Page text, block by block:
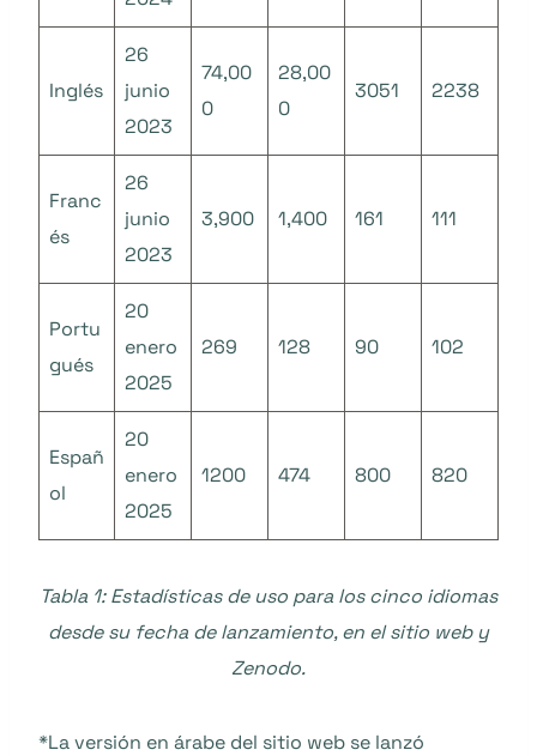
Inglés
26
junio
2023
74,00
0
28,00
0
3051 2238
Franc
és
26
junio
2023
3,900 1,400 161 111
Portu
gués
20
enero
2025
269 128 90 102
Españ
ol
20
enero
2025
1200 474 800 820
Tabla 1: Estadísticas de uso para los cinco idiomas
desde su fecha de lanzamiento, en el sitio web y
Zenodo.
*La versión en árabe del sitio web se lanzó